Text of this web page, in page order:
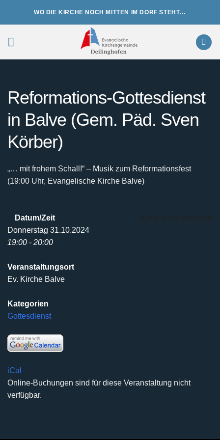
WO DIE KIRCHE NOCH MITTEN IM DORF STEHT…
Reformations-Gottesdienst
in Balve (Gem. Päd. Sven
Körber)
„… mit frohem Schall!“ – Musik zum Reformationsfest
(19:00 Uhr, Evangelische Kirche Balve)
Datum/Zeit
Donnerstag 31.10.2024
19:00 - 20:00
Veranstaltungsort
Ev. Kirche Balve
Kategorien
Gottesdienst
iCal
Online-Buchungen sind für diese Veranstaltung nicht
verfügbar.